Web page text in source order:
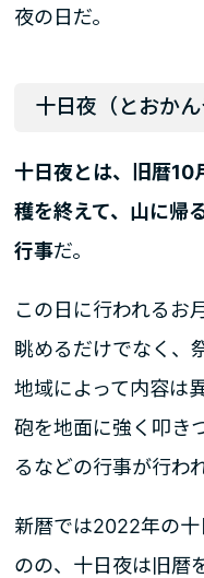
夜の日だ。
十日夜（とおかん
十日夜とは、旧暦10
穫を終えて、山に帰
行事だ。
この日に行われるお
眺めるだけでなく、
地域によって内容は
砲を地面に強く叩き
るなどの行事が行わ
新暦では2022年の十
のの、十日夜は旧暦